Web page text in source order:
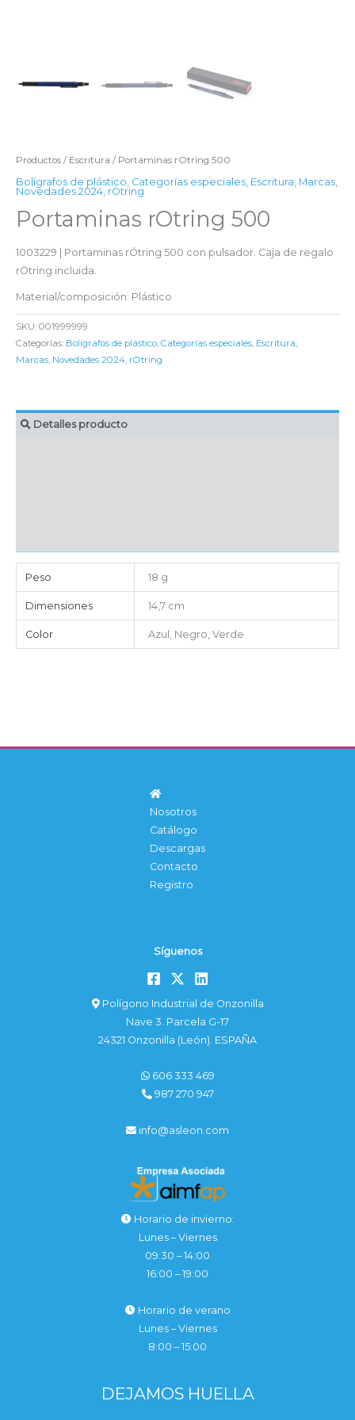
Productos / Escritura / Portaminas rOtring 500
Bolígrafos de plástico, Categorías especiales, Escritura, Marcas,
Novedades 2024, rOtring
Portaminas rOtring 500
1003229 | Portaminas rÖtring 500 con pulsador. Caja de regalo
rÖtring incluida.
Material/composición: Plástico
SKU: 001999999
Categorías: Bolígrafos de plástico, Categorías especiales, Escritura,
Marcas, Novedades 2024, rOtring
Detalles producto
Peso 18 g
Dimensiones 14,7 cm
Color Azul, Negro, Verde
Nosotros
Catálogo
Descargas
Contacto
Registro
Síguenos
Polígono Industrial de Onzonilla
Nave 3. Parcela G-17
24321 Onzonilla (León). ESPAÑA
606 333 469
987 270 947
info@asleon.com
Horario de invierno:
Lunes – Viernes
09:30 – 14:00
16:00 – 19:00
Horario de verano
Lunes – Viernes
8:00 – 15:00
DEJAMOS HUELLA